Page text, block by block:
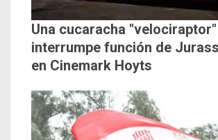
Una cucaracha "velociraptor"
interrumpe función de
en Cinemark Hoyts